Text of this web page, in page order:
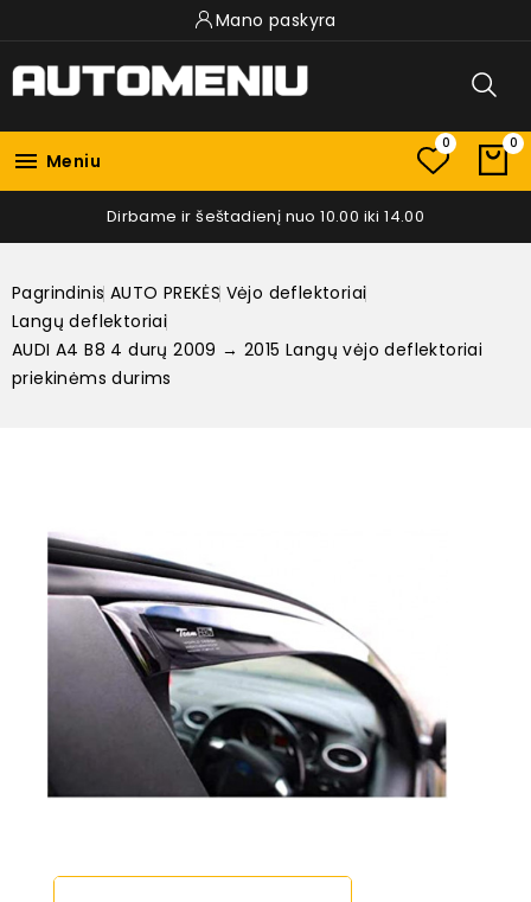
Mano paskyra
 Meniu
0 0
Dirbame ir šeštadienį nuo 10.00 iki 14.00
Pagrindinis AUTO PREKĖS Vėjo deflektoriai
Langų deflektoriai
AUDI A4 B8 4 durų 2009 → 2015 Langų vėjo deflektoriai
priekinėms durims